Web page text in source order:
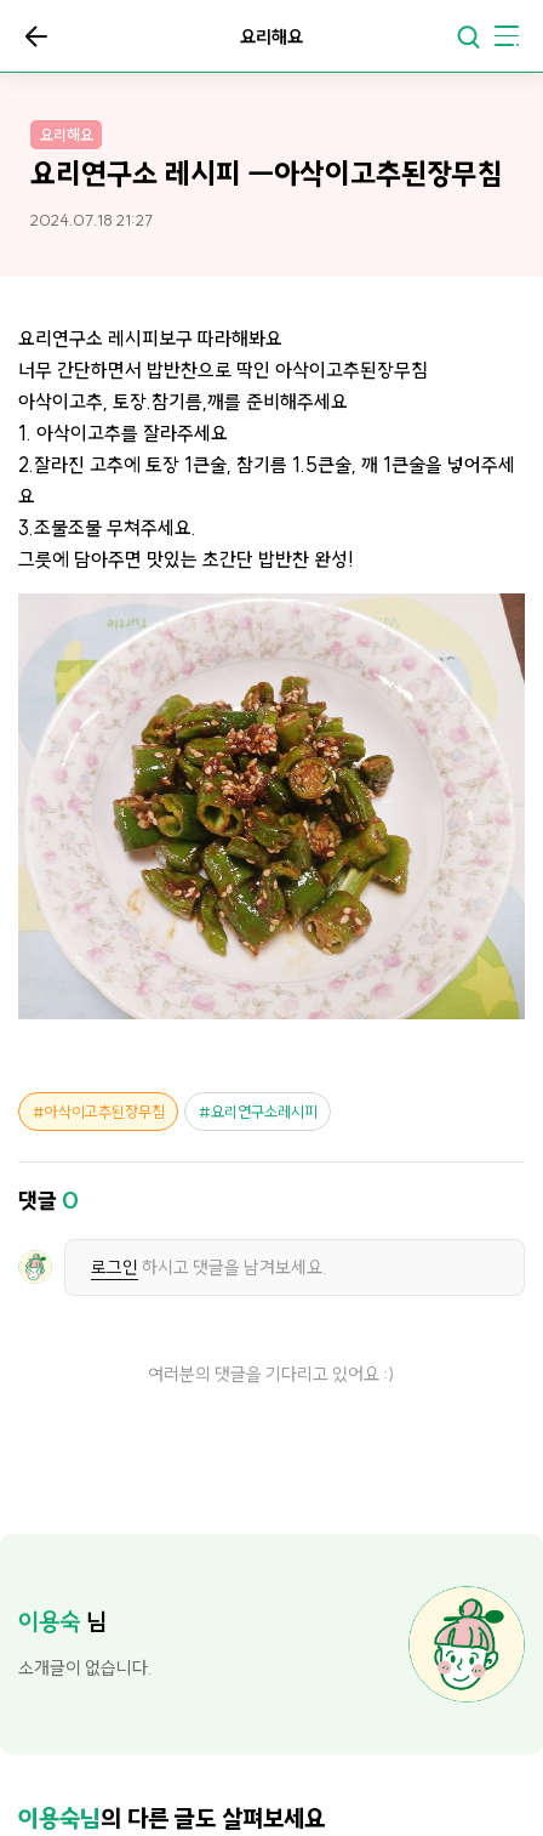
요리해요
요리해요
요리연구소 레시피 ㅡ아삭이고추된장무침
2024.07.18 21:27
요리연구소 레시피보구 따라해봐요
너무 간단하면서 밥반찬으로 딱인 아삭이고추된장무침
아삭이고추, 토장.참기름,깨를 준비해주세요
1. 아삭이고추를 잘라주세요
2.잘라진 고추에 토장 1큰술, 참기름 1.5큰술, 깨 1큰술을 넣어주세
요
3.조물조물 무쳐주세요.
그릇에 담아주면 맛있는 초간단 밥반찬 완성!
아삭이고추된장무침 요리연구소레시피
댓글 0
로그인 하시고 댓글을 남겨보세요.
여러분의 댓글을 기다리고 있어요 :)
이용숙 님
소개글이 없습니다.
이용숙님의 다른 글도 살펴보세요